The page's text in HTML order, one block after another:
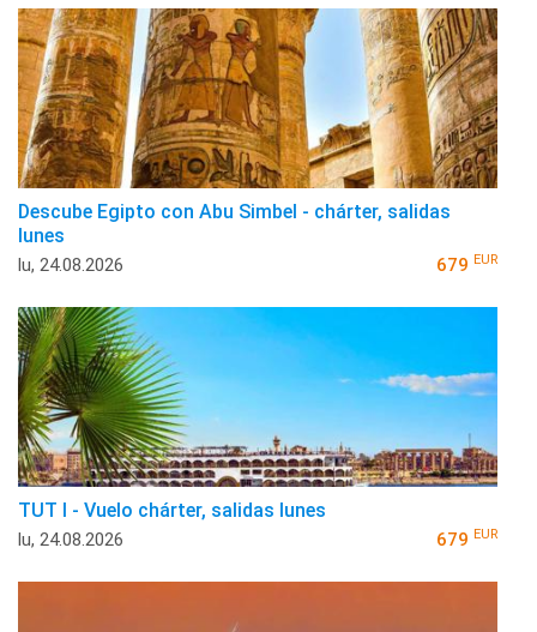
Descube Egipto con Abu Simbel - chárter, salidas
lunes
lu, 24.08.2026 679 EUR
TUT I - Vuelo chárter, salidas lunes
lu, 24.08.2026 679 EUR